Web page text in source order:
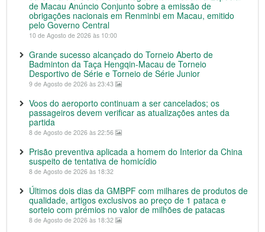
de Macau Anúncio Conjunto sobre a emissão de
obrigações nacionais em Renminbi em Macau, emitido
pelo Governo Central
10 de Agosto de 2026 às 10:00
Grande sucesso alcançado do Torneio Aberto de
Badminton da Taça Hengqin-Macau de Torneio
Desportivo de Série e Torneio de Série Junior
9 de Agosto de 2026 às 23:43
Voos do aeroporto continuam a ser cancelados; os
passageiros devem verificar as atualizações antes da
partida
8 de Agosto de 2026 às 22:56
Prisão preventiva aplicada a homem do Interior da China
suspeito de tentativa de homicídio
8 de Agosto de 2026 às 18:32
Últimos dois dias da GMBPF com milhares de produtos de
qualidade, artigos exclusivos ao preço de 1 pataca e
sorteio com prémios no valor de milhões de patacas
8 de Agosto de 2026 às 18:32